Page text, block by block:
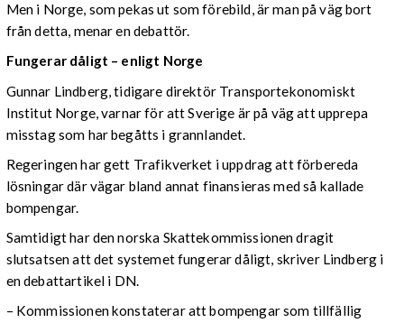
Men i Norge, som pekas ut som förebild, är man på väg bort
från detta, menar en debattör.
Fungerar dåligt – enligt Norge
Gunnar Lindberg, tidigare direktör Transportekonomiskt
Institut Norge, varnar för att Sverige är på väg att upprepa
misstag som har begåtts i grannlandet.
Regeringen har gett Trafikverket i uppdrag att förbereda
lösningar där vägar bland annat finansieras med så kallade
bompengar.
Samtidigt har den norska Skattekommissionen dragit
slutsatsen att det systemet fungerar dåligt, skriver Lindberg i
en debattartikel i DN.
– Kommissionen konstaterar att bompengar som tillfällig